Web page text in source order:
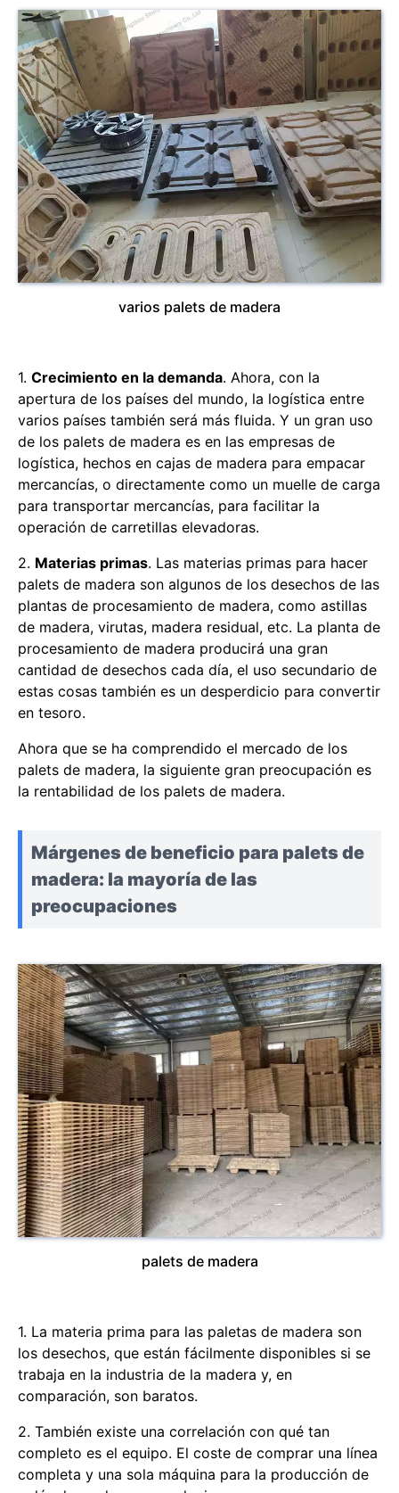
varios palets de madera
1. Crecimiento en la demanda. Ahora, con la
apertura de los países del mundo, la logística entre
varios países también será más fluida. Y un gran uso
de los palets de madera es en las empresas de
logística, hechos en cajas de madera para empacar
mercancías, o directamente como un muelle de carga
para transportar mercancías, para facilitar la
operación de carretillas elevadoras.
2. Materias primas. Las materias primas para hacer
palets de madera son algunos de los desechos de las
plantas de procesamiento de madera, como astillas
de madera, virutas, madera residual, etc. La planta de
procesamiento de madera producirá una gran
cantidad de desechos cada día, el uso secundario de
estas cosas también es un desperdicio para convertir
en tesoro.
Ahora que se ha comprendido el mercado de los
palets de madera, la siguiente gran preocupación es
la rentabilidad de los palets de madera.
Márgenes de beneficio para palets de
madera: la mayoría de las
preocupaciones
palets de madera
1. La materia prima para las paletas de madera son
los desechos, que están fácilmente disponibles si se
trabaja en la industria de la madera y, en
comparación, son baratos.
2. También existe una correlación con qué tan
completo es el equipo. El coste de comprar una línea
completa y una sola máquina para la producción de